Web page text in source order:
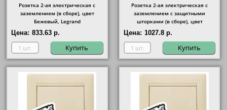
Розетка 2-ая электрическая с
заземлением (в сборе), цвет
Бежевый, Legrand
Цена: 833.63 р.
Купить
Розетка 2-ая электрическая с
заземлением с защитными
шторками (в сборе), цвет
Бежевый, Legrand
Цена: 1027.8 р.
Купить